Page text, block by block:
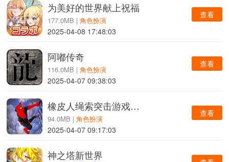
为美好的世界献上祝福
177.0MB |角色扮演
查看
2025-04-08 17:48:03
阿嘟传奇
116.0MB |角色扮演
查看
2025-04-07 09:38:03
橡皮人绳索突击游戏安卓版
94.0MB |角色扮演
查看
2025-04-07 09:17:03
神之塔新世界